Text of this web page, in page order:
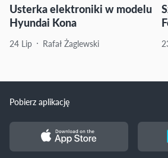
Usterka elektroniki w modelu
Hyundai Kona
24 Lip Rafał Żaglewski
Pobierz aplikację